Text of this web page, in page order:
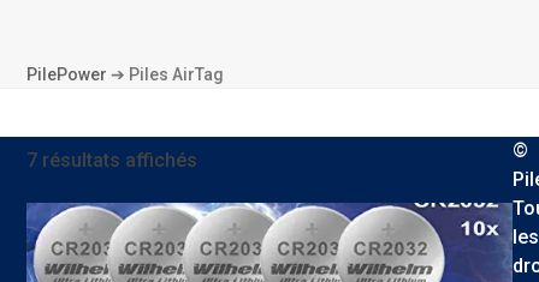
PilePower ➔ Piles AirTag
7 résultats affichés
©
les